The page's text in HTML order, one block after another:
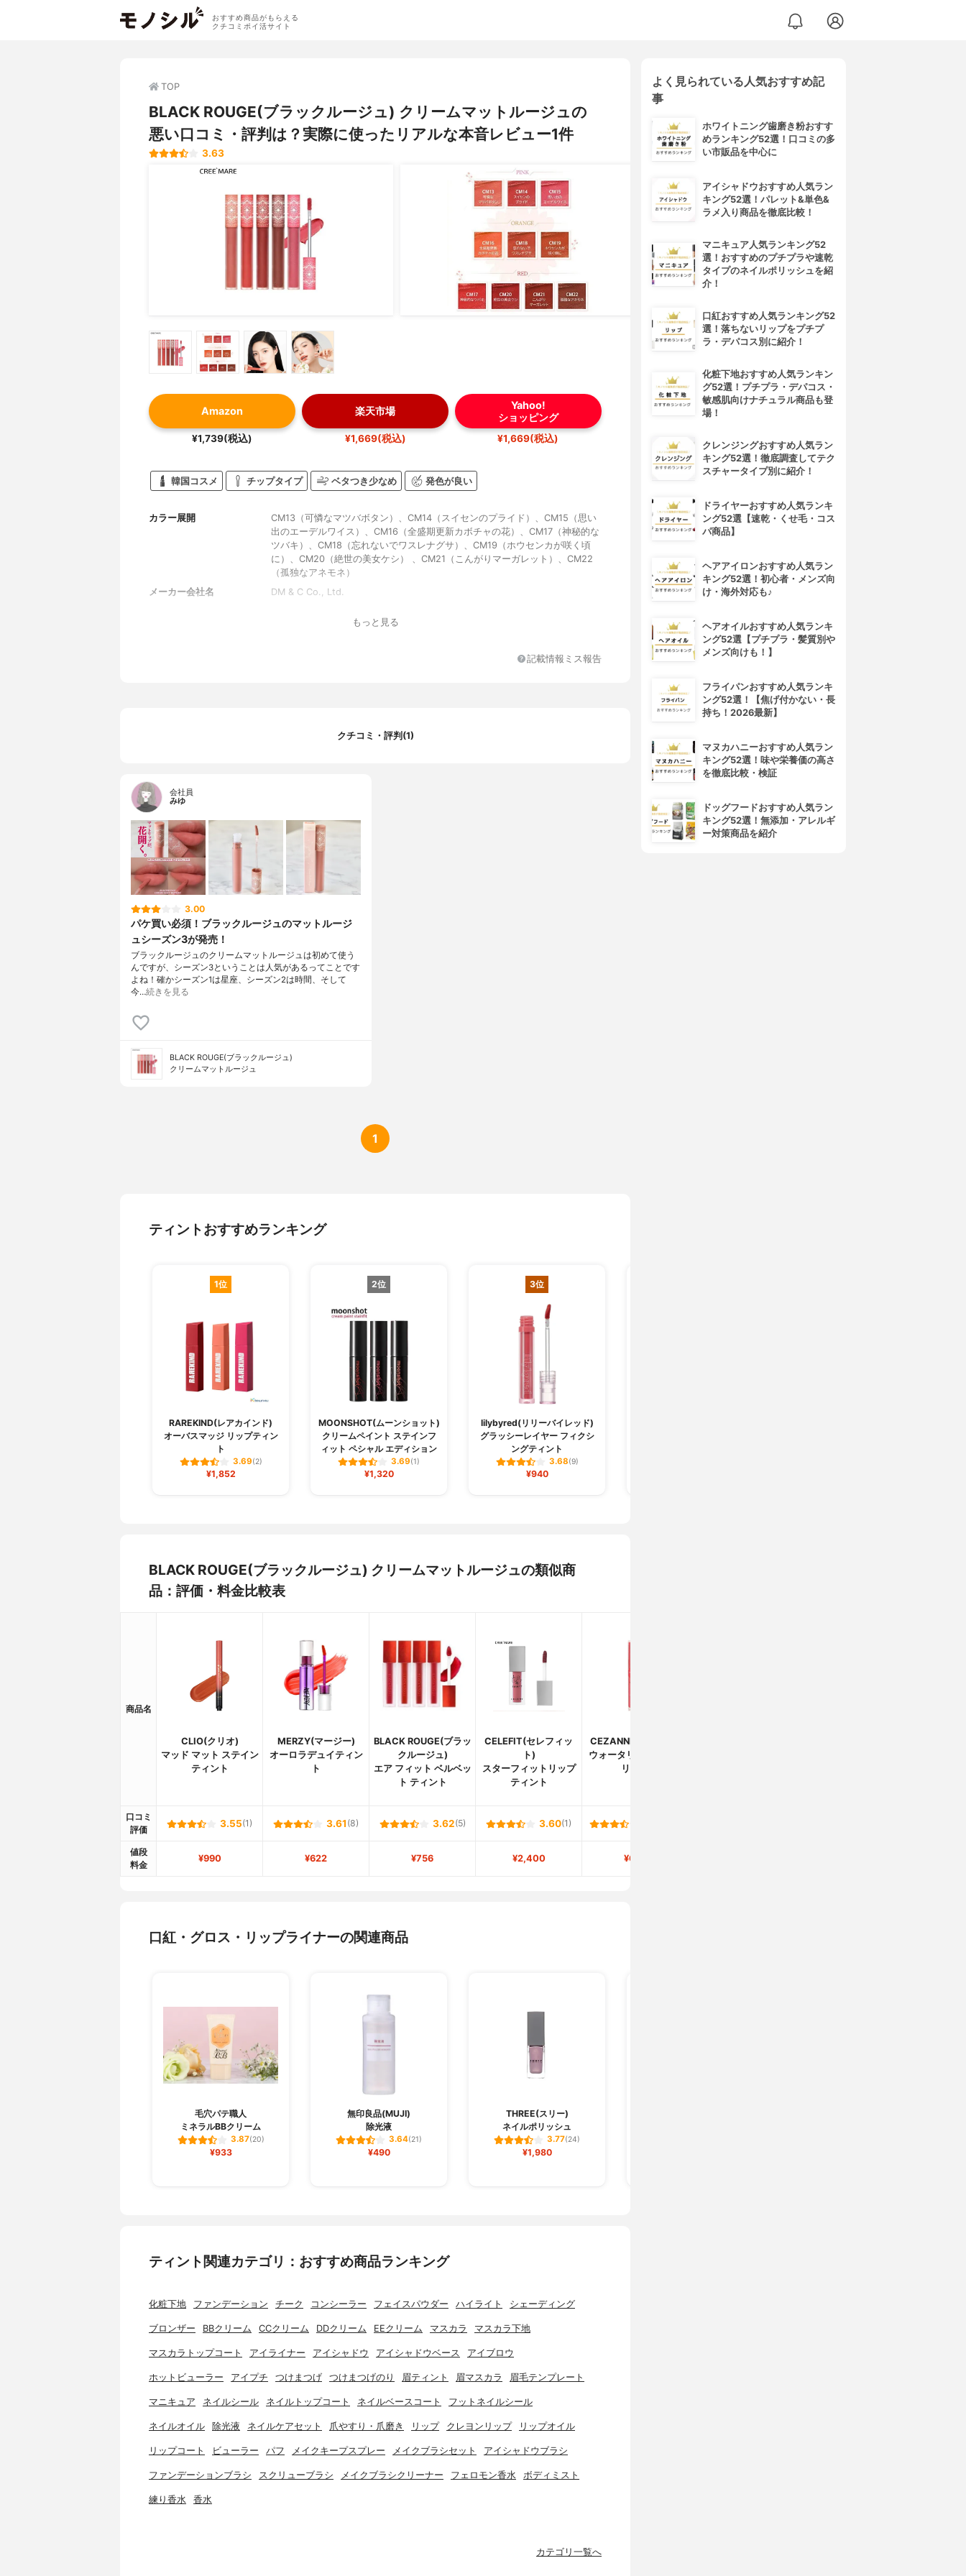
おすすめ商品がもらえる
クチコミポイ活サイト
TOP
BLACK ROUGE(ブラックルージュ) クリームマットルージュの
悪い口コミ・評判は？実際に使ったリアルな本音レビュー1件
3.63
Amazon
¥1,739(税込)
楽天市場
¥1,669(税込)
Yahoo!
ショッピング
¥1,669(税込)
韓国コスメ チップタイプ ベタつき少なめ 発色が良い
カラー展開
CM13（可憐なマツバボタン）、CM14（スイセンのプライド）、CM15（思い
出のエーデルワイス）、CM16（全盛期更新カボチャの花）、CM17（神秘的な
ツバキ）、CM18（忘れないでワスレナグサ）、CM19（ホウセンカが咲く頃
に）、CM20（絶世の美女ケシ） 、CM21（こんがりマーガレット）、CM22
（孤独なアネモネ）
メーカー会社名
DM & C Co., Ltd.
もっと見る
記載情報ミス報告
クチコミ・評判(1)
会社員
みゆ
3.00
パケ買い必須！ブラックルージュのマットルージ
ュシーズン3が発売！
ブラックルージュのクリームマットルージュは初めて使う
んですが、シーズン3ということは人気があるってことです
よね！確かシーズン1は星座、シーズン2は時間、そして
今…続きを見る
BLACK ROUGE(ブラックルージュ)
クリームマットルージュ
1
ティントおすすめランキング
1位
RAREKIND(レアカインド)
オーバスマッジ リップティン
ト
3.69(2)
¥1,852
2位
MOONSHOT(ムーンショット)
クリームペイント ステインフ
ィット ペシャル エディション
3.69(1)
¥1,320
3位
lilybyred(リリーバイレッド)
グラッシーレイヤー フィクシ
ングティント
3.68(9)
¥940
BLACK ROUGE(ブラックルージュ) クリームマットルージュの類似商
品：評価・料金比較表
商品名
CLIO(クリオ)
マッド マット ステイン
ティント
MERZY(マージー)
オーロラデュイティン
ト
BLACK ROUGE(ブラッ
クルージュ)
エア フィット ベルベッ
ト ティント
CELEFIT(セレフィッ
ト)
スターフィットリップ
ティント
CEZANNE(セザンヌ)
ウォータリーティント
リップ
口コミ
評価
3.55(1) 3.61 (8) 3.62(5) 3.60(1)
値段
料金
¥990 ¥622 ¥756 ¥2,400 ¥660
口紅・グロス・リップライナーの関連商品
毛穴パテ職人
ミネラルBBクリーム
3.87(20)
¥933
無印良品(MUJI)
除光液
3.64(21)
¥490
THREE(スリー)
ネイルポリッシュ
3.77(24)
¥1,980
ティント関連カテゴリ：おすすめ商品ランキング
化粧下地 ファンデーション チーク コンシーラー フェイスパウダー ハイライト シェーディング
ブロンザー BBクリーム CCクリーム DDクリーム EEクリーム マスカラ マスカラ下地
マスカラトップコート アイライナー アイシャドウ アイシャドウベース アイブロウ
ホットビューラー アイプチ つけまつげ つけまつげのり 眉ティント 眉マスカラ 眉毛テンプレート
マニキュア ネイルシール ネイルトップコート ネイルベースコート フットネイルシール
ネイルオイル 除光液 ネイルケアセット 爪やすり・爪磨き リップ クレヨンリップ リップオイル
リップコート ビューラー パフ メイクキープスプレー メイクブラシセット アイシャドウブラシ
ファンデーションブラシ スクリューブラシ メイクブラシクリーナー フェロモン香水 ボディミスト
練り香水 香水
カテゴリ一覧へ
よく見られている人気おすすめ記
事
ホワイトニング歯磨き粉おすす
めランキング52選！口コミの多
い市販品を中心に
アイシャドウおすすめ人気ラン
キング52選！パレット&単色&
ラメ入り商品を徹底比較！
マニキュア人気ランキング52
選！おすすめのプチプラや速乾
タイプのネイルポリッシュを紹
介！
口紅おすすめ人気ランキング52
選！落ちないリップをプチプ
ラ・デパコス別に紹介！
化粧下地おすすめ人気ランキン
グ52選！プチプラ・デパコス・
敏感肌向けナチュラル商品も登
場！
クレンジングおすすめ人気ラン
キング52選！徹底調査してテク
スチャータイプ別に紹介！
ドライヤーおすすめ人気ランキ
ング52選【速乾・くせ毛・コス
パ商品】
ヘアアイロンおすすめ人気ラン
キング52選！初心者・メンズ向
け・海外対応も♪
ヘアオイルおすすめ人気ランキ
ング52選【プチプラ・髪質別や
メンズ向けも！】
フライパンおすすめ人気ランキ
ング52選！【焦げ付かない・長
持ち！2026最新】
マヌカハニーおすすめ人気ラン
キング52選！味や栄養価の高さ
を徹底比較・検証
ドッグフードおすすめ人気ラン
キング52選！無添加・アレルギ
ー対策商品を紹介